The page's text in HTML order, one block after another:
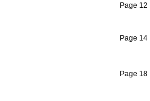
Page 12
Page 14
Page 18